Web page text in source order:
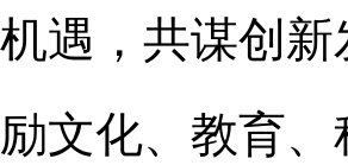
机遇，共谋创
励文化、教育